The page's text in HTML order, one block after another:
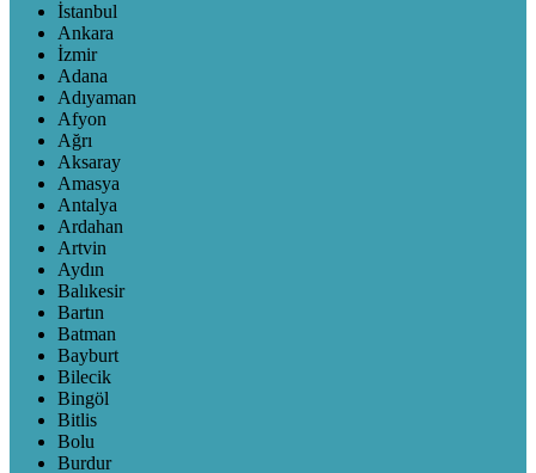
İstanbul
Ankara
İzmir
Adana
Adıyaman
Afyon
Ağrı
Aksaray
Amasya
Antalya
Ardahan
Artvin
Aydın
Balıkesir
Bartın
Batman
Bayburt
Bilecik
Bingöl
Bitlis
Bolu
Burdur